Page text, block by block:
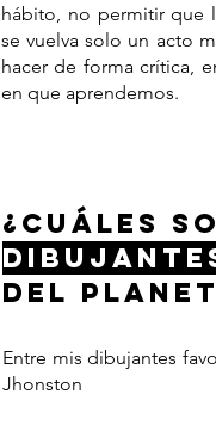
hábito, no permitir que
se vuelva solo un acto
hacer de forma crítica,
en que aprendemos.
¿CUÁLES
DEL
Entre mis dibujantes
Jhonston